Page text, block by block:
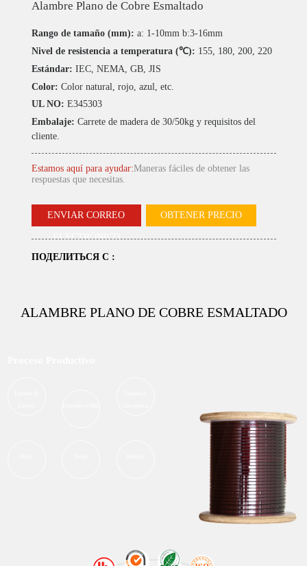
Alambre Plano de Cobre Esmaltado
Rango de tamaño (mm): a: 1-10mm b:3-16mm
Nivel de resistencia a temperatura (℃): 155, 180, 200, 220
Estándar: IEC, NEMA, GB, JIS
Color: Color natural, rojo, azul, etc.
UL NO: E345303
Embalaje: Carrete de madera de 30/50kg y requisitos del
cliente.
Estamos aquí para ayudar:Maneras fáciles de obtener las
respuestas que necesitas.
ENVIAR CORREO
ELECTRÓNICO
OBTENER PRECIO
ПОДЕЛИТЬСЯ С :
ALAMBRE PLANO DE COBRE ESMALTADO